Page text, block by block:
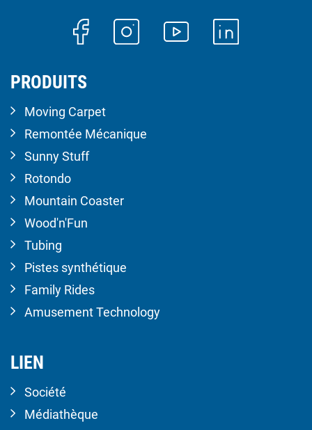
PRODUITS
Moving Carpet
Remontée Mécanique
Sunny Stuff
Rotondo
Mountain Coaster
Wood'n'Fun
Tubing
Pistes synthétique
Family Rides
Amusement Technology
LIEN
Société
Médiathèque